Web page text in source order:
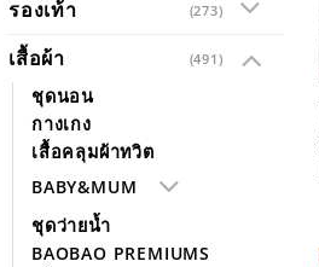
รองเท้า (273)
เสื้อผ้า (491)
ชุดนอน
กางเกง
เสื้อคลุมผ้าทวิต
BABY&MUM
ชุดว่ายน้ำ
BAOBAO PREMIUMS